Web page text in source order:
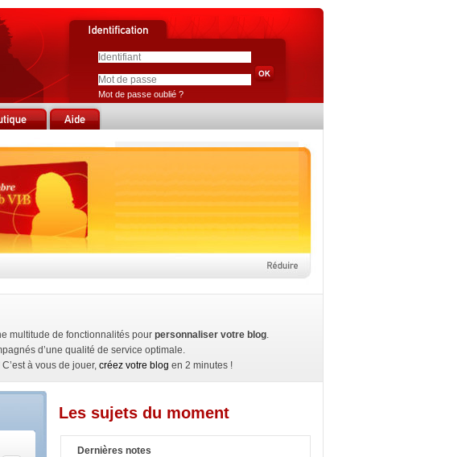
Mot de passe oublié ?
multitude de fonctionnalités pour personnaliser votre blog.
d’une qualité de service optimale.
à vous de jouer, créez votre blog en 2 minutes !
Les sujets du moment
Dernières notes